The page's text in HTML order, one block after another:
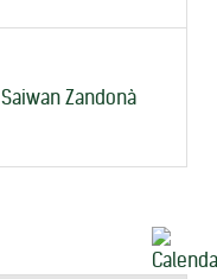
Saiwan Zandonà